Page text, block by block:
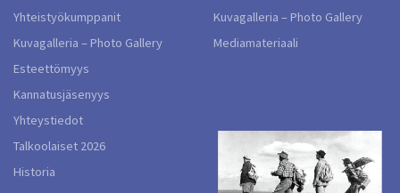
Yhteistyökumppanit
Kuvagalleria – Photo Gallery
Esteettömyys
Kannatusjäsenyys
Yhteystiedot
Talkoolaiset 2026
Historia
Kuvagalleria – Photo Gallery
Mediamateriaali